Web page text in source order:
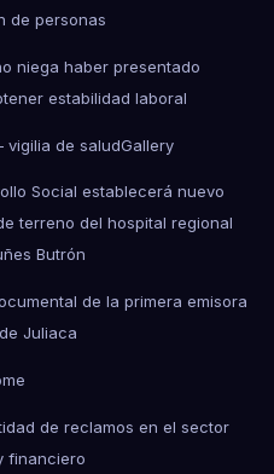
de personas
niega haber presentado
estabilidad laboral
vigilia de saludGallery
Social establecerá nuevo
terreno del hospital regional
Butrón
de la primera emisora
Juliaca
de reclamos en el sector
financiero